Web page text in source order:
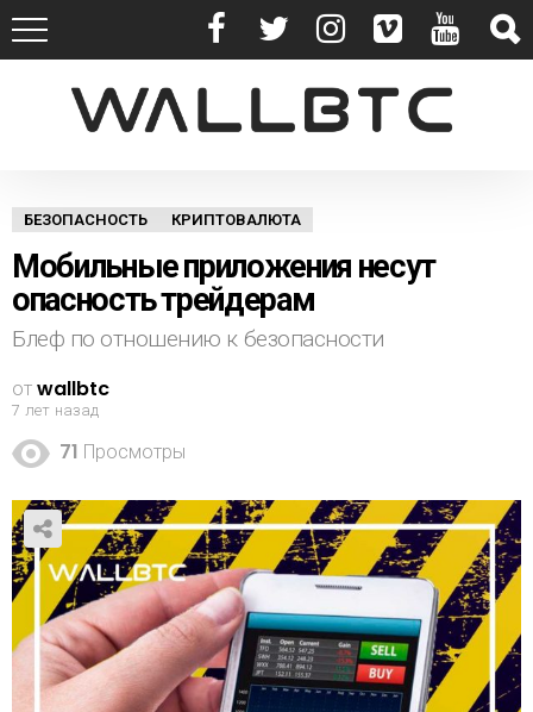
БЕЗОПАСНОСТЬ КРИПТОВАЛЮТА
Мобильные приложения несут
опасность трейдерам
Блеф по отношению к безопасности
отwallbtc
7 лет назад
71 Просмотры